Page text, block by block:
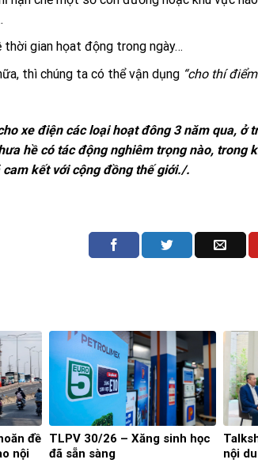
thời gian họat động trong ngày…
thì chúng ta có thể vận dụng “cho thí
xe điện các loại hoạt đông 3 năm qua, ở
hề có tác động nghiêm trọng nào, trong
cam kết với cộng đồng thế giới./.
đề
nội
TLPV 30/26 – Xăng sinh học
đã sẵn sàng
nội